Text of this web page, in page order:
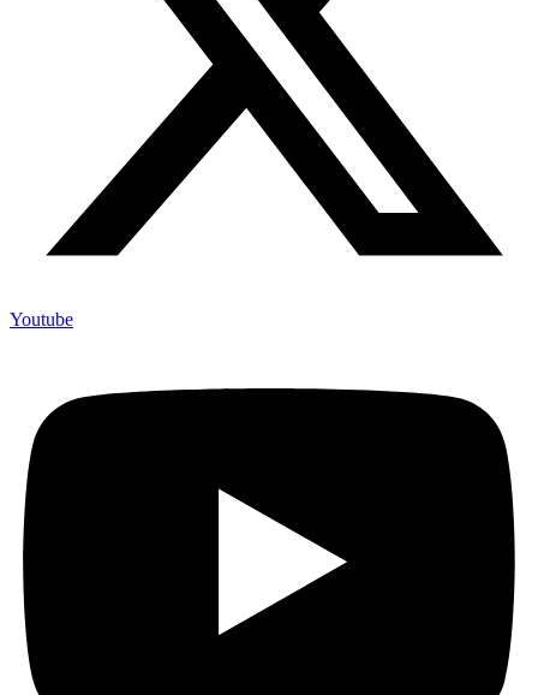
Youtube